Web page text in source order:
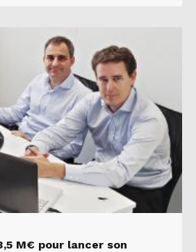
M€ pour lancer son